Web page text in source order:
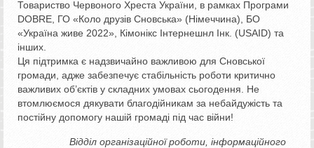
Товариство Червоного Хреста України, в рамках Програми
DOBRE, ГО «Коло друзів Сновська» (Німеччина), БО
«Україна живе 2022», Кімонікс Інтернешнл Інк. (USAID) та
інших.
Ця підтримка є надзвичайно важливою для Сновської
громади, адже забезпечує стабільність роботи критично
важливих об’єктів у складних умовах сьогодення. Не
втомлюємося дякувати благодійникам за небайдужість та
постійну допомогу нашій громаді під час війни!
Відділ організаційної роботи, інформаційного